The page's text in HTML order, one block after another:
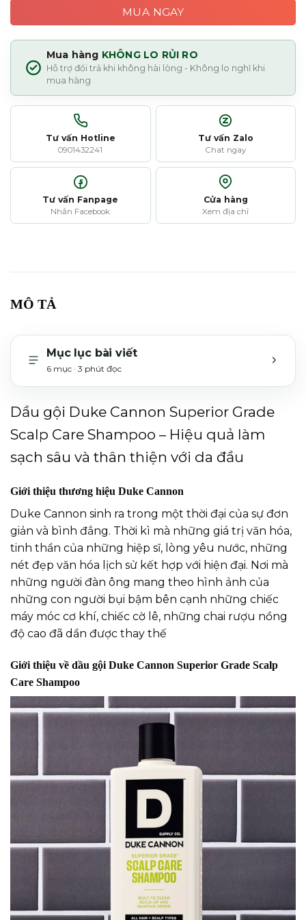
MUA NGAY
Mua hàng KHÔNG LO RỦI RO
Hỗ trợ đổi trả khi không hài lòng - Không lo nghĩ khi
mua hàng
Tư vấn Hotline
0901432241
Tư vấn Zalo
Chat ngay
Tư vấn Fanpage
Nhắn Facebook
Cửa hàng
Xem địa chỉ
MÔ TẢ
Mục lục bài viết
6 mục · 3 phút đọc
Dầu gội Duke Cannon Superior Grade
Scalp Care Shampoo – Hiệu quả làm
sạch sâu và thân thiện với da đầu
Giới thiệu thương hiệu Duke Cannon
Duke Cannon sinh ra trong một thời đại của sự đơn
giản và bình đẳng. Thời kì mà những giá trị văn hóa,
tinh thần của những hiệp sĩ, lòng yêu nước, những
nét đẹp văn hóa lịch sử kết hợp với hiện đại. Nơi mà
những người đàn ông mang theo hình ảnh của
những con người bụi bậm bên cạnh những chiếc
máy móc cơ khí, chiếc cờ lê, những chai rượu nồng
độ cao đã dần được thay thế
Giới thiệu về dầu gội Duke Cannon Superior Grade Scalp
Care Shampoo